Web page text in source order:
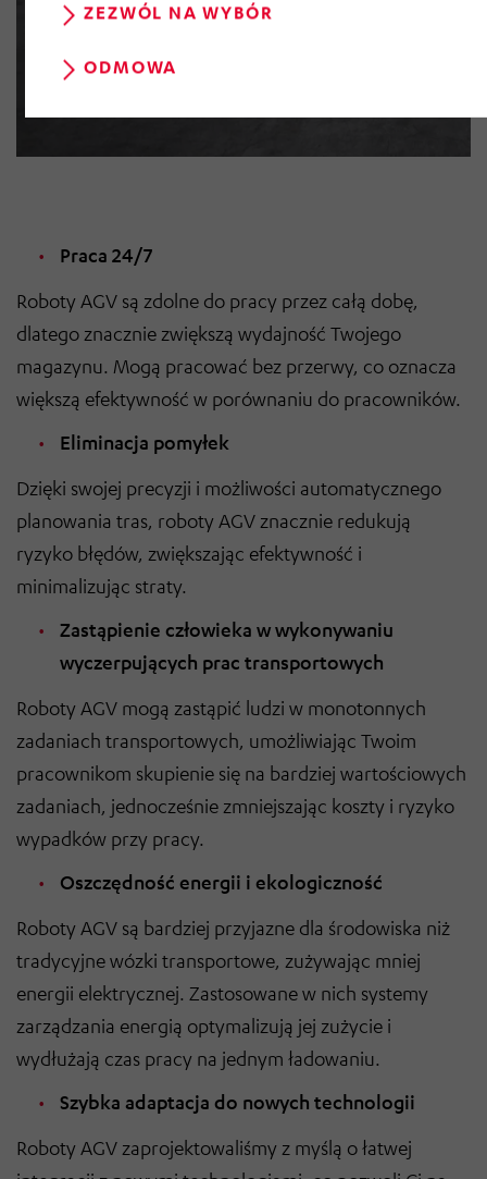
ZEZWÓL NA WYBÓR
ODMOWA
Praca 24/7
Roboty AGV są zdolne do pracy przez całą dobę,
dlatego znacznie zwiększą wydajność Twojego
magazynu. Mogą pracować bez przerwy, co oznacza
większą efektywność w porównaniu do pracowników.
Eliminacja pomyłek
Dzięki swojej precyzji i możliwości automatycznego
planowania tras, roboty AGV znacznie redukują
ryzyko błędów, zwiększając efektywność i
minimalizując straty.
Zastąpienie człowieka w wykonywaniu
wyczerpujących prac transportowych
Roboty AGV mogą zastąpić ludzi w monotonnych
zadaniach transportowych, umożliwiając Twoim
pracownikom skupienie się na bardziej wartościowych
zadaniach, jednocześnie zmniejszając koszty i ryzyko
wypadków przy pracy.
Oszczędność energii i ekologiczność
Roboty AGV są bardziej przyjazne dla środowiska niż
tradycyjne wózki transportowe, zużywając mniej
energii elektrycznej. Zastosowane w nich systemy
zarządzania energią optymalizują jej zużycie i
wydłużają czas pracy na jednym ładowaniu.
Szybka adaptacja do nowych technologii
Roboty AGV zaprojektowaliśmy z myślą o łatwej